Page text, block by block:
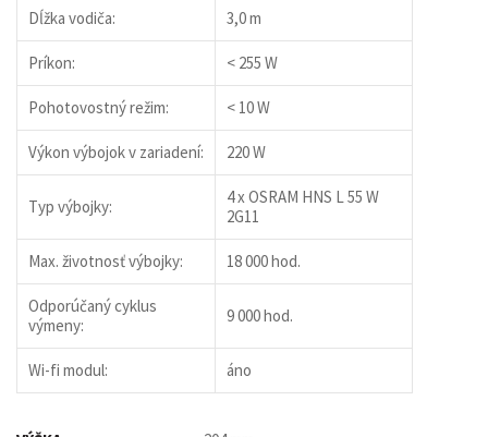
Dĺžka vodiča: 3,0 m
Príkon: < 255 W
Pohotovostný režim: < 10 W
Výkon výbojok v zariadení: 220 W
Typ výbojky:
4 x OSRAM HNS L 55 W
2G11
Max. životnosť výbojky: 18 000 hod.
Odporúčaný cyklus
výmeny:
9 000 hod.
Wi-fi modul: áno